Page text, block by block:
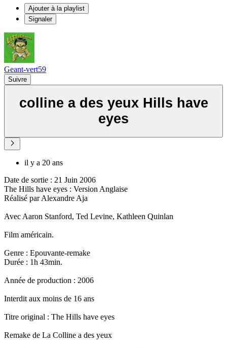
Ajouter à la playlist
Signaler
Geant-vert59
Suivre
colline a des yeux Hills have
eyes
il y a 20 ans
Date de sortie : 21 Juin 2006
The Hills have eyes : Version Anglaise
Réalisé par Alexandre Aja
Avec Aaron Stanford, Ted Levine, Kathleen Quinlan
Film américain.
Genre : Epouvante-remake
Durée : 1h 43min.
Année de production : 2006
Interdit aux moins de 16 ans
Titre original : The Hills have eyes
Remake de La Colline a des yeux